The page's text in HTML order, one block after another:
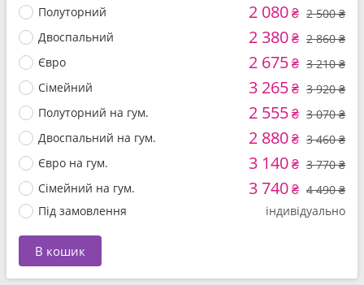
Полуторний 2 080₴ 2 500 ₴
Двоспальний
2 380₴ 2 860 ₴
Євро
2 675₴ 3 210 ₴
Сімейний
3 265₴ 3 920 ₴
Полуторний на гум.
2 555₴ 3 070 ₴
Двоспальний на гум.
2 880₴ 3 460 ₴
Євро на гум.
3 140₴ 3 770 ₴
Сімейний на гум.
3 740₴ 4 490 ₴
Під замовлення
індивідуально
В кошик